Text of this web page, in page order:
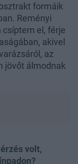
formáik
Reményi
csíptem el, férje
akivel
az
jövőt álmodnak
volt,